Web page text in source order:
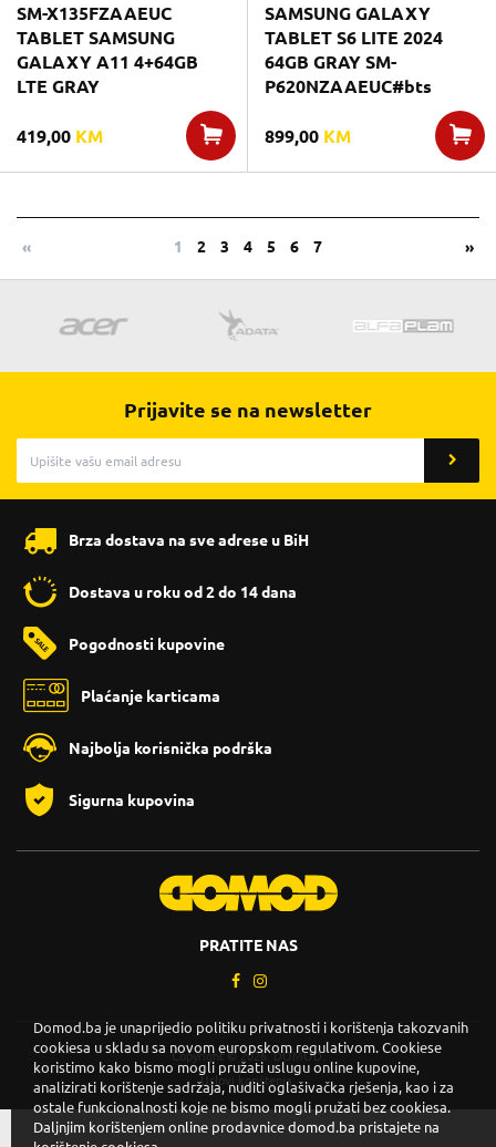
SM-X135FZAAEUC
TABLET SAMSUNG
GALAXY A11 4+64GB
LTE GRAY
419,00 KM
SAMSUNG GALAXY
TABLET S6 LITE 2024
64GB GRAY SM-
P620NZAAEUC#bts
899,00 KM
« 1 2 3 4 5 6 7 »
Prijavite se na newsletter
Brza dostava na sve adrese u BiH
Dostava u roku od 2 do 14 dana
Pogodnosti kupovine
Plaćanje karticama
Najbolja korisnička podrška
Sigurna kupovina
PRATITE NAS
Copyright © 2026. DOMOD.
Uslovi korištenja .
Domod.ba je unaprijedio politiku privatnosti i korištenja takozvanih
cookiesa u skladu sa novom europskom regulativom. Cookiese
koristimo kako bismo mogli pružati uslugu online kupovine,
analizirati korištenje sadržaja, nuditi oglašivačka rješenja, kao i za
ostale funkcionalnosti koje ne bismo mogli pružati bez cookiesa.
Daljnjim korištenjem online prodavnice domod.ba pristajete na